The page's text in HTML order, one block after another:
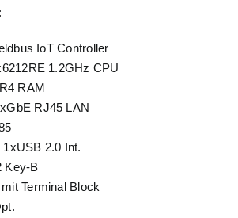
IoT Controller
1.2GHz CPU
RAM
RJ45 LAN
2.0 Int.
Key-B
Terminal Block